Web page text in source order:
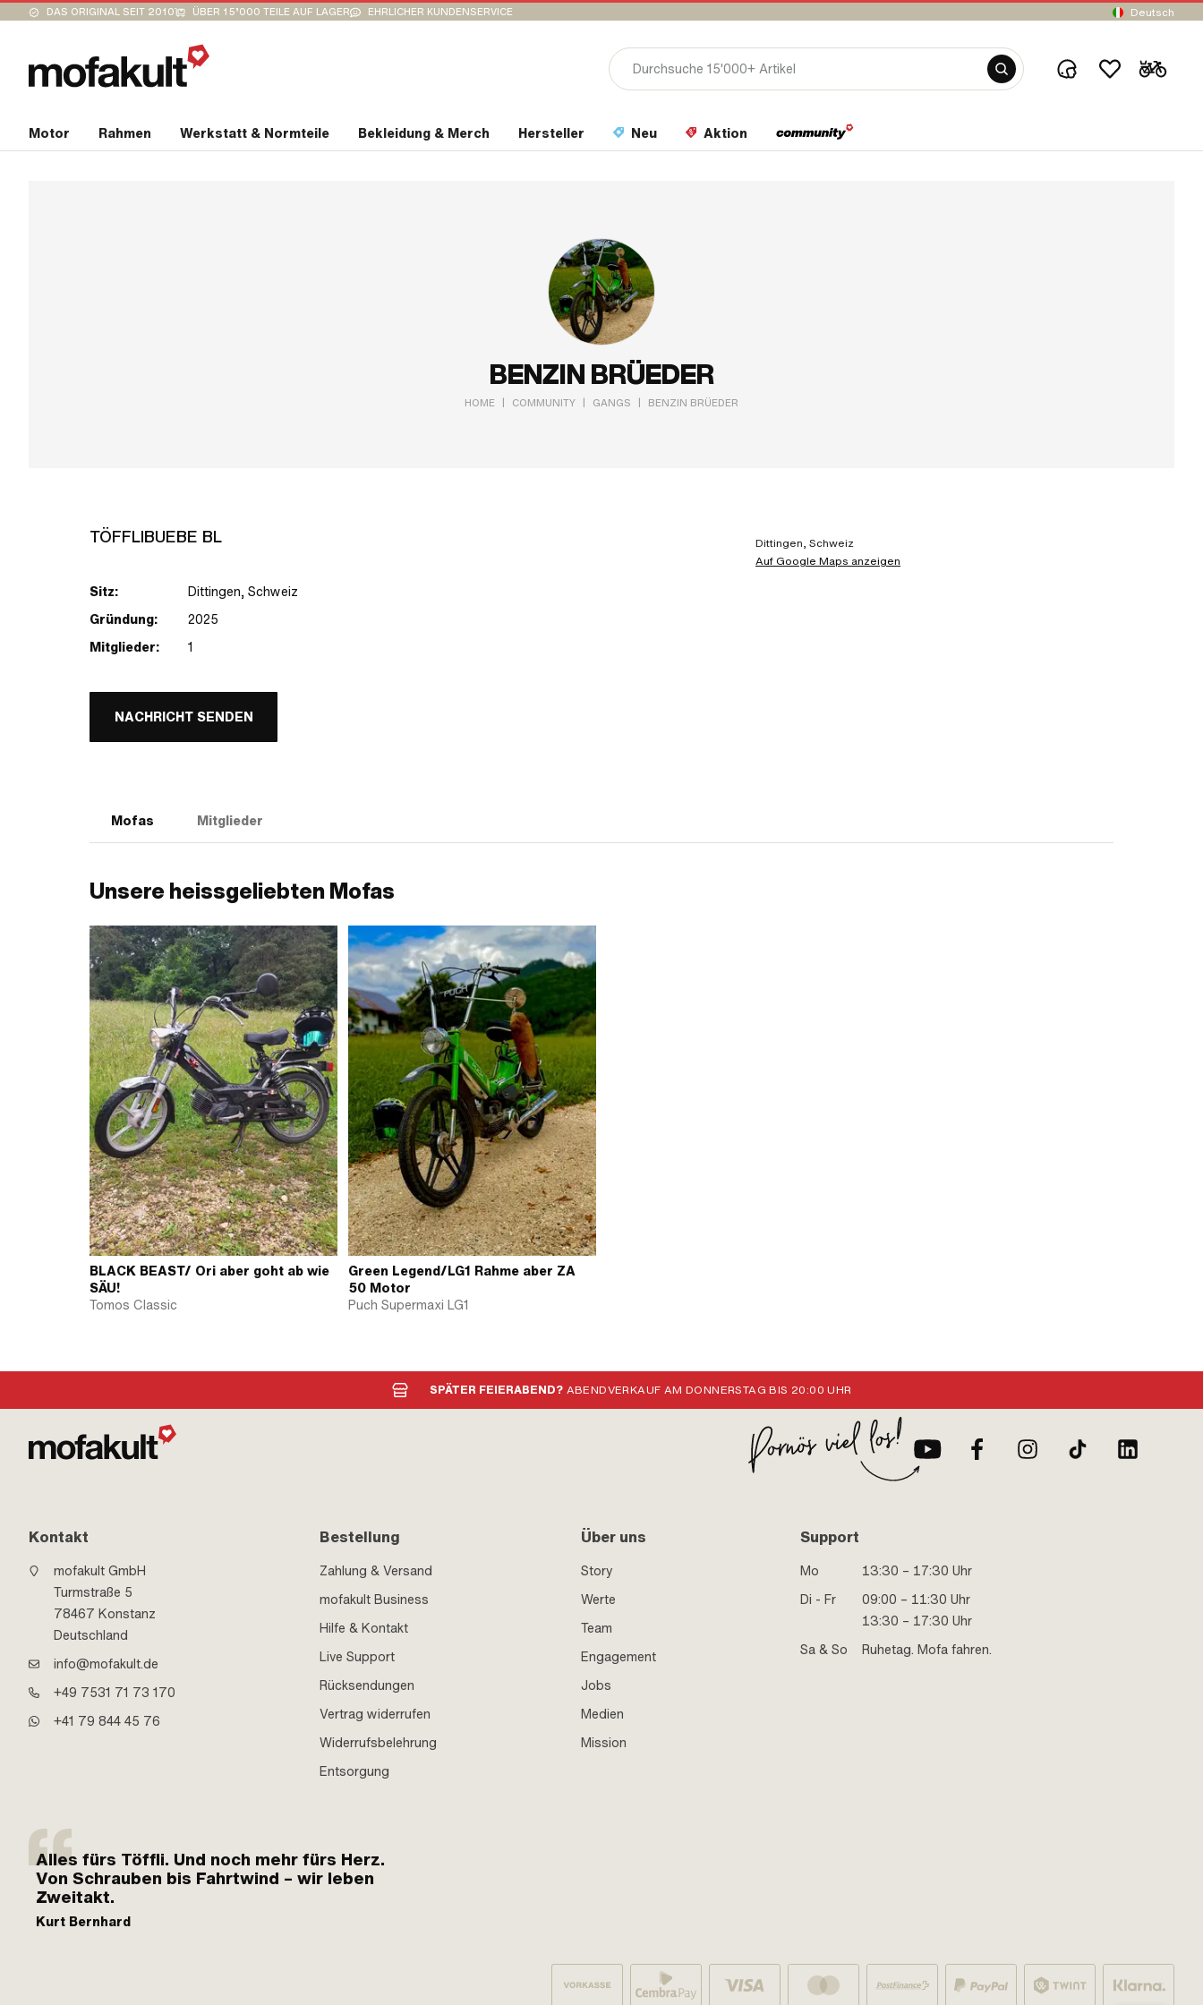
DAS ORIGINAL SEIT 2010 ÜBER 15’000 TEILE AUF LAGER EHRLICHER KUNDENSERVICE Deutsch
Motor Rahmen Werkstatt & Normteile Bekleidung & Merch Hersteller Neu Aktion
BENZIN BRÜEDER
HOME | COMMUNITY | GANGS | BENZIN BRÜEDER
TÖFFLIBUEBE BL
Sitz:
Dittingen, Schweiz
Gründung:
2025
Mitglieder:
1
NACHRICHT SENDEN
Dittingen, Schweiz
Auf Google Maps anzeigen
Mofas Mitglieder
Unsere heissgeliebten Mofas
BLACK BEAST/ Ori aber goht ab wie
SÄU!
Tomos Classic
Green Legend/LG1 Rahme aber ZA
50 Motor
Puch Supermaxi LG1
SPÄTER FEIERABEND? ABENDVERKAUF AM DONNERSTAG BIS 20:00 UHR
Kontakt
mofakult GmbH
Turmstraße 5
78467 Konstanz
Deutschland
info@mofakult.de
+49 7531 71 73 170
+41 79 844 45 76
Bestellung
Zahlung & Versand
mofakult Business
Hilfe & Kontakt
Live Support
Rücksendungen
Vertrag widerrufen
Widerrufsbelehrung
Entsorgung
Über uns
Story
Werte
Team
Engagement
Jobs
Medien
Mission
Support
Mo
13:30 – 17:30 Uhr
Di - Fr
09:00 – 11:30 Uhr
13:30 – 17:30 Uhr
Sa & So
Ruhetag. Mofa fahren.
Alles fürs Töffli. Und noch mehr fürs Herz.
Von Schrauben bis Fahrtwind – wir leben
Zweitakt.
Kurt Bernhard